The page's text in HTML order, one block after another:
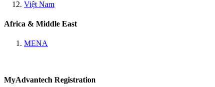
Việt Nam
Africa & Middle East
MENA
MyAdvantech Registration